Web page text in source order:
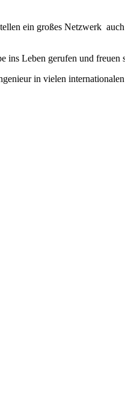
ein großes Netzwerk
ins Leben gerufen und
in vielen